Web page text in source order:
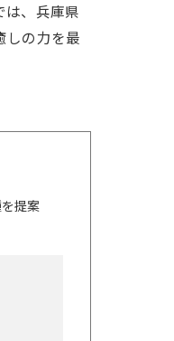
は、兵庫県
しの力を最
提案